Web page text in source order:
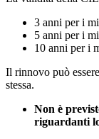
3 anni per i
5 anni per i
10 anni per i
Il rinnovo può
stessa.
Non è
riguardanti